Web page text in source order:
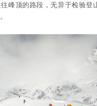
峰顶的路段，无异于检验登